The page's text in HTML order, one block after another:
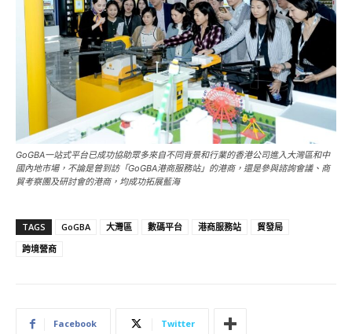
GoGBA一站式平台已成功協助眾多來自不同背景和行業的香港公司進入大灣區和中
國內地市場，不論是曾到訪「GoGBA港商服務站」的港商，還是參與諮詢會議、商
貿考察團及研討會的港商，均成功拓展藍海
TAGS GoGBA 大灣區 數碼平台 港商服務站
貿發局
跨境營商
Facebook Twitter